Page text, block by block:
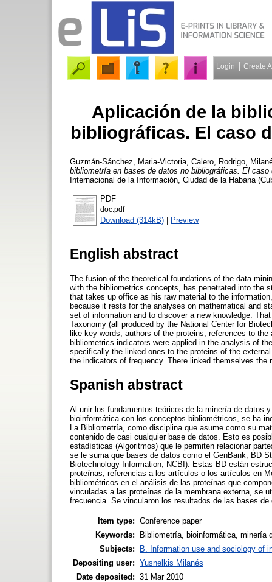
Login Create
Aplicación de la
bibliográficas. El caso
Guzmán-Sánchez, Maria-Victoria Calero, Rodrigo
bibliometría en bases de datos no bibliográficas. El
Internacional de la Información, Ciudad de la Habana
PDF
doc.pdf
Download (314kB) | Preview
English abstract
The fusion of the theoretical foundations of the data
with the bibliometrics concepts, has penetrated into the
that takes up office as his raw material to the
because it rests for the analyses on mathematical and
set of information and to discover a new knowledge.
Taxonomy (all produced by the National Center for
like key words, authors of the proteins, references to
bibliometrics indicators were applied in the analysis of
specifically the linked ones to the proteins of the
the indicators of frequency. There linked themselves
Spanish abstract
Al unir los fundamentos teóricos de la minería de datos
bioinformática con los conceptos bibliométricos, se ha
La Bibliometría, como disciplina que asume como su
contenido de casi cualquier base de datos. Esto es
estadísticas (Algoritmos) que le permiten relacionar
se le suma que bases de datos como el GenBank, BD
Biotechnology Information, NCBI). Estas BD están
proteínas, referencias a los artículos o los artículos en
bibliométricos en el análisis de las proteínas que
vinculadas a las proteínas de la membrana externa, se
frecuencia. Se vincularon los resultados de las bases
Item type: Conference paper
Keywords:
Bibliometría, bioinformática, minería
Subjects:
B. Information use and sociology of
Depositing user: Yusnelkis Milanés
Date deposited: 31 Mar 2010